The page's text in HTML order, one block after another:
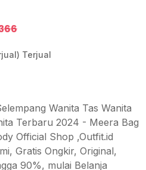
Terjual
Wanita Tas Wanita
Terbaru 2024 - Meera Bag
Official Shop ,Outfit.id
Gratis Ongkir, Original,
90%, mulai Belanja